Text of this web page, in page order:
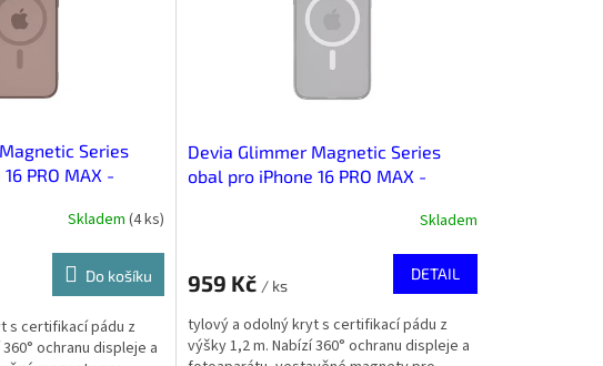
Series
PRO MAX -
Skladem (4 ks)
Do košíku
s certifikací pádu z
ochranu displeje a
Devia Glimmer Magnetic Series
obal pro iPhone 16 PRO MAX -
Skladem
959 Kč / ks
DETAIL
tylový a odolný kryt s certifikací pádu z
výšky 1,2 m. Nabízí 360° ochranu displeje a